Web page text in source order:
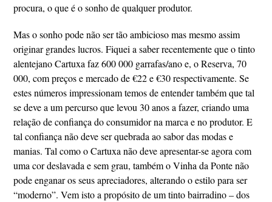
procura, o que é o sonho de qualquer produtor.
Mas o sonho pode não ser tão ambicioso mas mesmo assim
originar grandes lucros. Fiquei a saber recentemente que o tinto
alentejano Cartuxa faz 600 000 garrafas/ano e, o Reserva, 70
000, com preços e mercado de €22 e €30 respectivamente. Se
estes números impressionam temos de entender também que tal
se deve a um percurso que levou 30 anos a fazer, criando uma
relação de confiança do consumidor na marca e no produtor. E
tal confiança não deve ser quebrada ao sabor das modas e
manias. Tal como o Cartuxa não deve apresentar-se agora com
uma cor deslavada e sem grau, também o Vinha da Ponte não
pode enganar os seus apreciadores, alterando o estilo para ser
“moderno”. Vem isto a propósito de um tinto bairradino – dos